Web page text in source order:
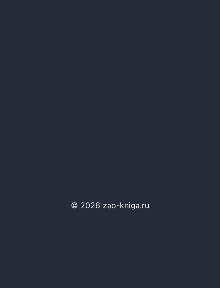
© 2026 zao-kniga.ru